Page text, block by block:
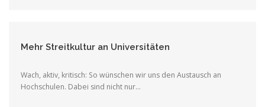
Mehr Streitkultur an Universitäten
Wach, aktiv, kritisch: So wünschen wir uns den Austausch an
Hochschulen. Dabei sind nicht nur…